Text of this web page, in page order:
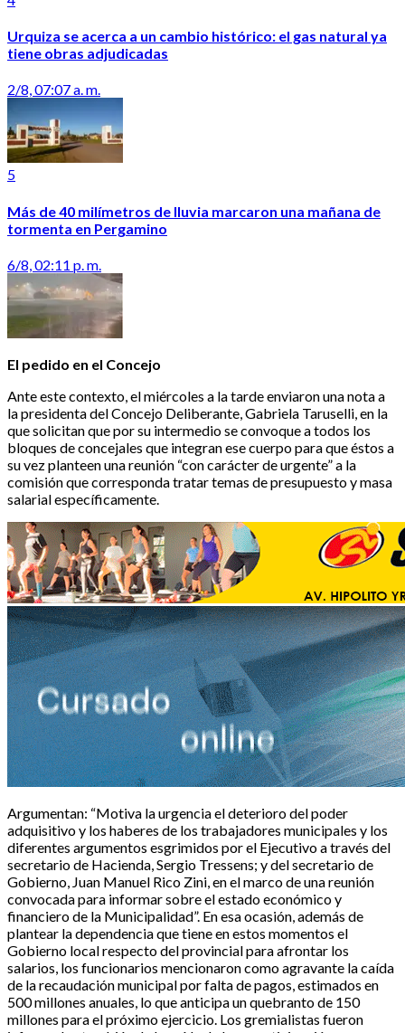
Urquiza se acerca a un cambio histórico: el gas natural ya
tiene obras adjudicadas
2/8, 07:07 a. m.
5
Más de 40 milímetros de lluvia marcaron una mañana de
tormenta en Pergamino
6/8, 02:11 p. m.
El pedido en el Concejo
Ante este contexto, el miércoles a la tarde enviaron una nota a
la presidenta del Concejo Deliberante, Gabriela Taruselli, en la
que solicitan que por su intermedio se convoque a todos los
bloques de concejales que integran ese cuerpo para que éstos a
su vez planteen una reunión “con carácter de urgente” a la
comisión que corresponda tratar temas de presupuesto y masa
salarial específicamente.
Argumentan: “Motiva la urgencia el deterioro del poder
adquisitivo y los haberes de los trabajadores municipales y los
diferentes argumentos esgrimidos por el Ejecutivo a través del
secretario de Hacienda, Sergio Tressens; y del secretario de
Gobierno, Juan Manuel Rico Zini, en el marco de una reunión
convocada para informar sobre el estado económico y
financiero de la Municipalidad”. En esa ocasión, además de
plantear la dependencia que tiene en estos momentos el
Gobierno local respecto del provincial para afrontar los
salarios, los funcionarios mencionaron como agravante la caída
de la recaudación municipal por falta de pagos, estimados en
500 millones anuales, lo que anticipa un quebranto de 150
millones para el próximo ejercicio. Los gremialistas fueron